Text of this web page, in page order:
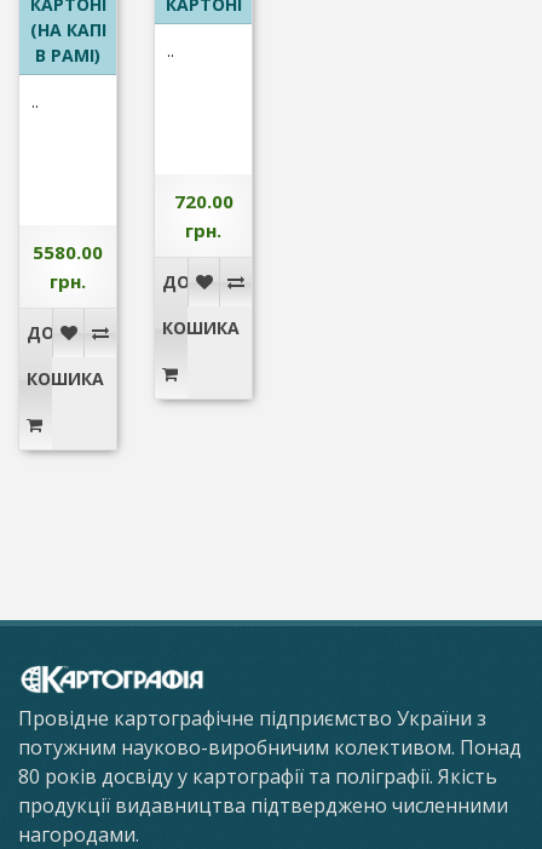
(НА КАПІ
В РАМІ)
..
5580.00
грн.
ДО
КОШИКА
..
720.00
грн.
ДО
КОШИКА
Провідне картографічне підприємство України з
потужним науково-виробничим колективом. Понад
80 років досвіду у картографії та поліграфії. Якість
продукції видавництва підтверджено численними
нагородами.